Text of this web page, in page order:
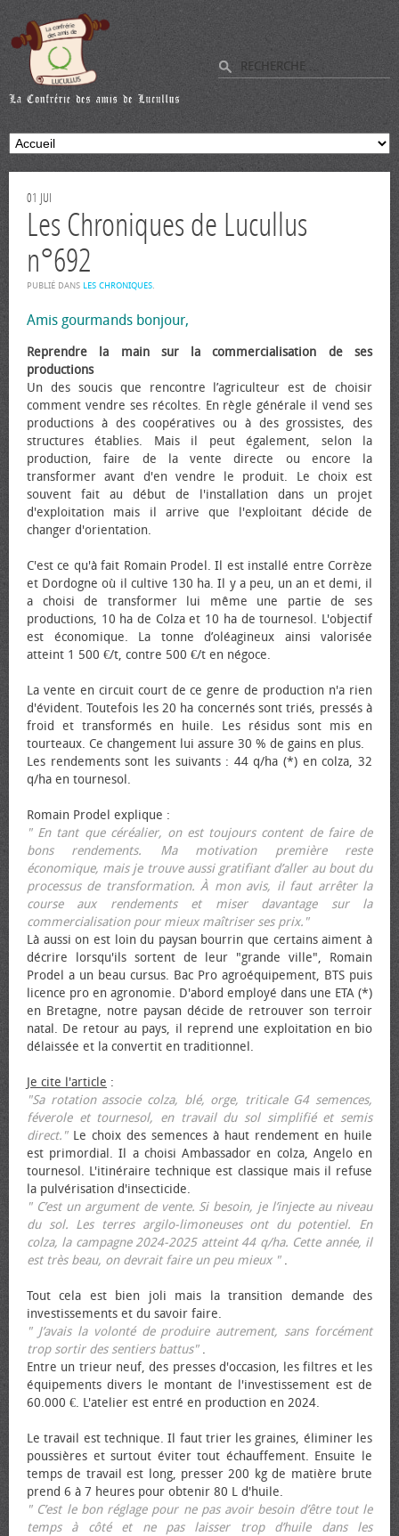
01 JUI
Les Chroniques de Lucullus
n°692
PUBLIÉ DANS LES CHRONIQUES.
Amis gourmands bonjour,
Reprendre la main sur la commercialisation de ses
productions
Un des soucis que rencontre l’agriculteur est de choisir
comment vendre ses récoltes. En règle générale il vend ses
productions à des coopératives ou à des grossistes, des
structures établies. Mais il peut également, selon la
production, faire de la vente directe ou encore la
transformer avant d'en vendre le produit. Le choix est
souvent fait au début de l'installation dans un projet
d'exploitation mais il arrive que l'exploitant décide de
changer d'orientation.
C'est ce qu'à fait Romain Prodel. Il est installé entre Corrèze
et Dordogne où il cultive 130 ha. Il y a peu, un an et demi, il
a choisi de transformer lui même une partie de ses
productions, 10 ha de Colza et 10 ha de tournesol. L'objectif
est économique. La tonne d’oléagineux ainsi valorisée
atteint 1 500 €/t, contre 500 €/t en négoce.
La vente en circuit court de ce genre de production n'a rien
d'évident. Toutefois les 20 ha concernés sont triés, pressés à
froid et transformés en huile. Les résidus sont mis en
tourteaux. Ce changement lui assure 30 % de gains en plus.
Les rendements sont les suivants : 44 q/ha (*) en colza, 32
q/ha en tournesol.
Romain Prodel explique :
" En tant que céréalier, on est toujours content de faire de
bons rendements. Ma motivation première reste
économique, mais je trouve aussi gratifiant d’aller au bout du
processus de transformation. À mon avis, il faut arrêter la
course aux rendements et miser davantage sur la
commercialisation pour mieux maîtriser ses prix."
Là aussi on est loin du paysan bourrin que certains aiment à
décrire lorsqu'ils sortent de leur "grande ville", Romain
Prodel a un beau cursus. Bac Pro agroéquipement, BTS puis
licence pro en agronomie. D'abord employé dans une ETA (*)
en Bretagne, notre paysan décide de retrouver son terroir
natal. De retour au pays, il reprend une exploitation en bio
délaissée et la convertit en traditionnel.
Je cite l'article :
"Sa rotation associe colza, blé, orge, triticale G4 semences,
féverole et tournesol, en travail du sol simplifié et semis
direct."Le choix des semences à haut rendement en huile
est primordial. Il a choisi Ambassador en colza, Angelo en
tournesol. L'itinéraire technique est classique mais il refuse
la pulvérisation d'insecticide.
" C’est un argument de vente. Si besoin, je l’injecte au niveau
du sol. Les terres argilo-limoneuses ont du potentiel. En
colza, la campagne 2024-2025 atteint 44 q/ha. Cette année, il
est très beau, on devrait faire un peu mieux ".
Tout cela est bien joli mais la transition demande des
investissements et du savoir faire.
" J’avais la volonté de produire autrement, sans forcément
trop sortir des sentiers battus".
Entre un trieur neuf, des presses d'occasion, les filtres et les
équipements divers le montant de l'investissement est de
60.000 €. L'atelier est entré en production en 2024.
Le travail est technique. Il faut trier les graines, éliminer les
poussières et surtout éviter tout échauffement. Ensuite le
temps de travail est long, presser 200 kg de matière brute
prend 6 à 7 heures pour obtenir 80 L d'huile.
" C’est le bon réglage pour ne pas avoir besoin d’être tout le
temps à côté et ne pas laisser trop d’huile dans les